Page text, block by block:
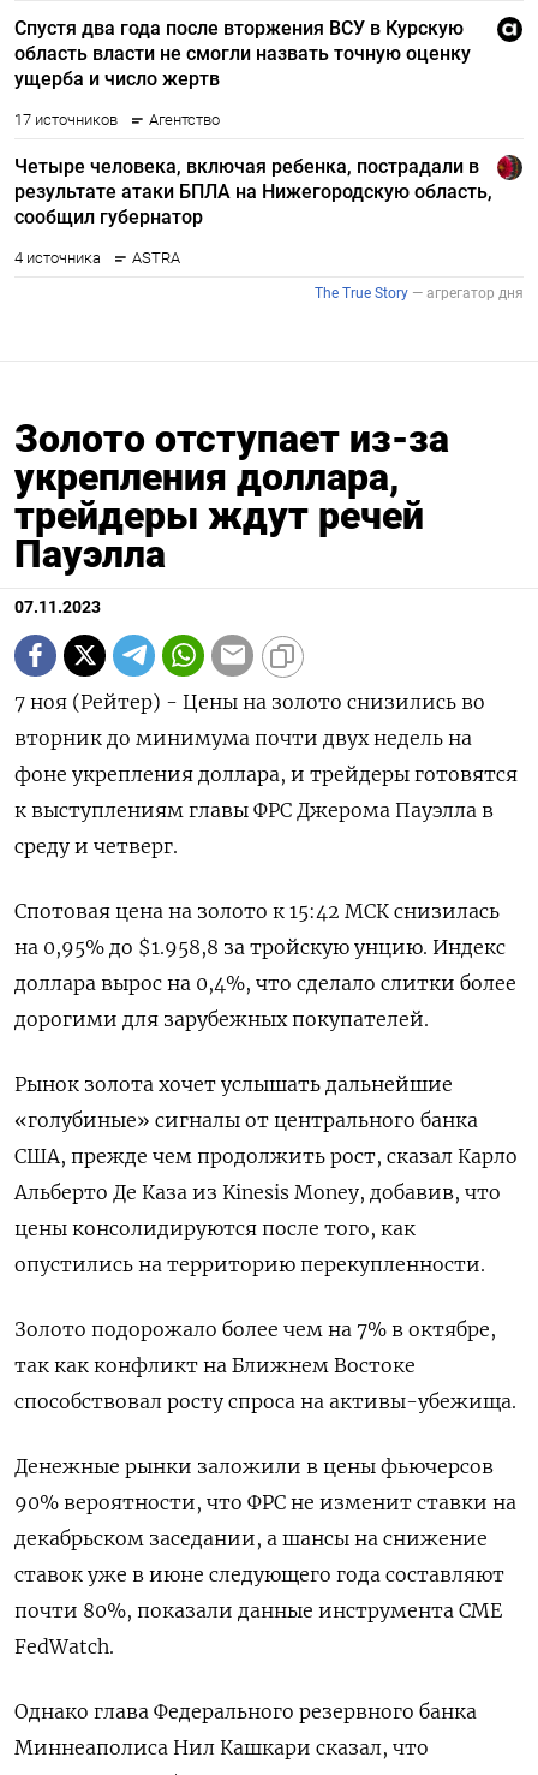
Золото отступает из-за
укрепления доллара,
трейдеры ждут речей
Пауэлла
07.11.2023
7 ноя (Рейтер) - Цены на золото снизились во
вторник до минимума почти двух недель на
фоне укрепления доллара, и трейдеры готовятся
к выступлениям главы ФРС Джерома Пауэлла в
среду и четверг.
Спотовая цена на золото к 15:42 МСК снизилась
на 0,95% до $1.958,8​ за тройскую унцию. Индекс
доллара вырос на 0,4%, что сделало слитки более
дорогими для зарубежных покупателей.
Рынок золота хочет услышать дальнейшие
«голубиные» сигналы от центрального банка
США, прежде чем продолжить рост, сказал Карло
Альберто Де Каза из Kinesis Money, добавив, что
цены консолидируются после того, как
опустились на территорию перекупленности.
Золото подорожало более чем на 7% в октябре,
так как конфликт на Ближнем Востоке
способствовал росту спроса на активы-убежища.
Денежные рынки заложили в цены фьючерсов
90% вероятности, что ФРС не изменит ставки на
декабрьском заседании, а шансы на снижение
ставок уже в июне следующего года составляют
почти 80%, показали данные инструмента CME
FedWatch.
Однако глава Федерального резервного банка
Миннеаполиса Нил Кашкари сказал, что